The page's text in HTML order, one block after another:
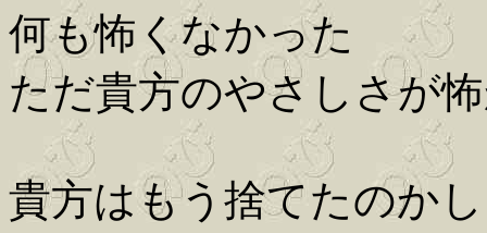
何も怖くなかった
ただ貴方のやさしさが
貴方はもう捨てたのか